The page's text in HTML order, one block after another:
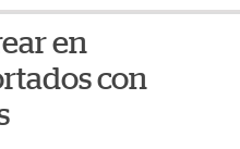
en
con